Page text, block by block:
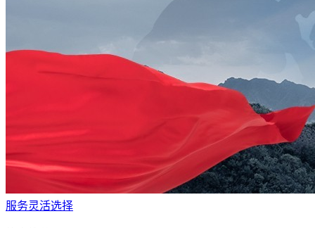
服务灵活选择